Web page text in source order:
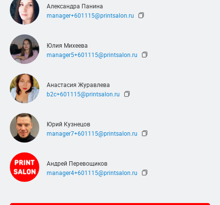
Александра Панина
manager+601115@printsalon.ru
Юлия Михеева
manager5+601115@printsalon.ru
Анастасия Журавлева
b2c+601115@printsalon.ru
Юрий Кузнецов
manager7+601115@printsalon.ru
Андрей Перевощиков
manager4+601115@printsalon.ru